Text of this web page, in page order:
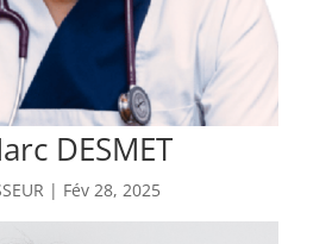
DESMET
| Fév 28, 2025